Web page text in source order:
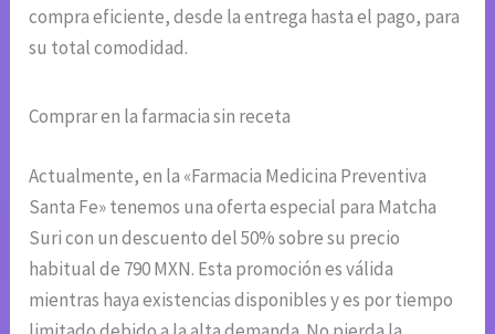
compra eficiente, desde la entrega hasta el pago, para
su total comodidad.
Comprar en la farmacia sin receta
Actualmente, en la «Farmacia Medicina Preventiva
Santa Fe» tenemos una oferta especial para Matcha
Suri con un descuento del 50% sobre su precio
habitual de 790 MXN. Esta promoción es válida
mientras haya existencias disponibles y es por tiempo